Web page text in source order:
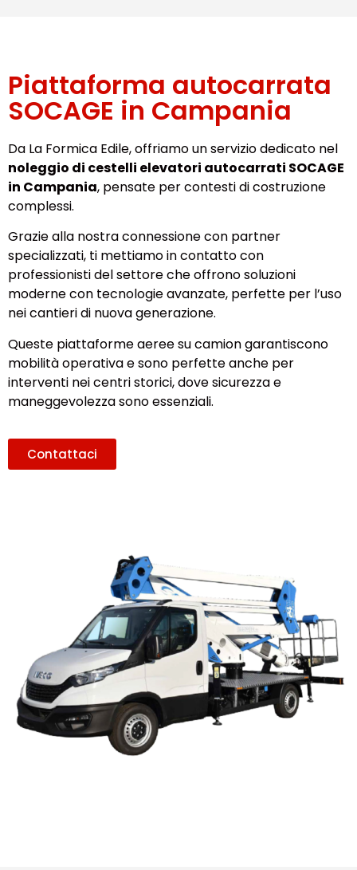
Piattaforma autocarrata
SOCAGE in Campania
Da La Formica Edile, offriamo un servizio dedicato nel
noleggio di cestelli elevatori autocarrati SOCAGE
in Campania, pensate per contesti di costruzione
complessi.
Grazie alla nostra connessione con partner
specializzati, ti mettiamo in contatto con
professionisti del settore che offrono soluzioni
moderne con tecnologie avanzate, perfette per l’uso
nei cantieri di nuova generazione.
Queste piattaforme aeree su camion garantiscono
mobilità operativa e sono perfette anche per
interventi nei centri storici, dove sicurezza e
maneggevolezza sono essenziali.
Contattaci